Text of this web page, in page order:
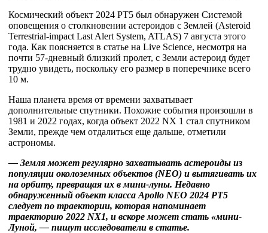
Космический объект 2024 PT5 был обнаружен Системой
оповещения о столкновении астероидов с Землей (Asteroid
Terrestrial-impact Last Alert System, ATLAS) 7 августа этого
года. Как поясняется в статье на Live Science, несмотря на
почти 57-дневный близкий пролет, с Земли астероид будет
трудно увидеть, поскольку его размер в поперечнике всего
10 м.
Наша планета время от времени захватывает
дополнительные спутники. Похожие события произошли в
1981 и 2022 годах, когда объект 2022 NX 1 стал спутником
Земли, прежде чем отдалиться еще дальше, отметили
астрономы.
— Земля может регулярно захватывать астероиды из
популяции околоземных объектов (NEO) и вытягивать их
на орбиту, превращая их в мини-луны. Недавно
обнаруженный объект класса Apollo NEO 2024 PT5
следует по траектории, которая напоминает
траекторию 2022 NX1, и вскоре может стать «мини-
Луной, — пишут исследователи в статье.